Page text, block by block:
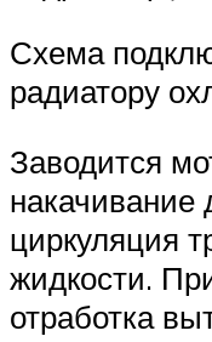
Схема
радиатору
Заводится
накачивание
циркуляция
жидкости.
отработка